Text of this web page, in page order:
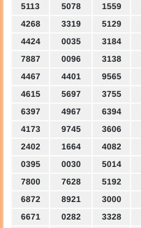
5113
5078 1559
4268
3319 5129
4424
0035 3184
7887
0096 3138
4467
4401 9565
4615
5697 3755
6397
4967 6394
4173
9745 3606
2402
1664 4082
0395
0030 5014
7800
7628 5192
6872
8921 3000
6671
0282 3328